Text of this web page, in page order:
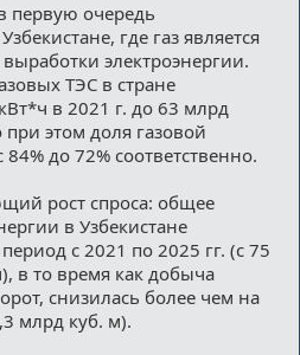
первую очередь
где газ является
электроэнергии.
ТЭС в стране
в 2021 г. до 63 млрд
этом доля газовой
до 72% соответственно.
рост спроса: общее
в Узбекистане
с 2021 по 2025 гг. (с 75
в то время как добыча
снизилась более чем на
млрд куб. м).